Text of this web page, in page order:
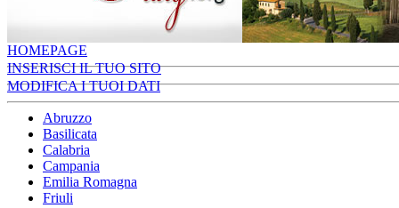
HOMEPAGE
INSERISCI IL TUO SITO
MODIFICA I TUOI DATI
Abruzzo
Basilicata
Calabria
Campania
Emilia Romagna
Friuli